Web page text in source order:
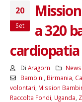
20
Set
a 320
Di Aragorn
News
Bambini Birmania
volontari Mission
Raccolta Fondi Uganda